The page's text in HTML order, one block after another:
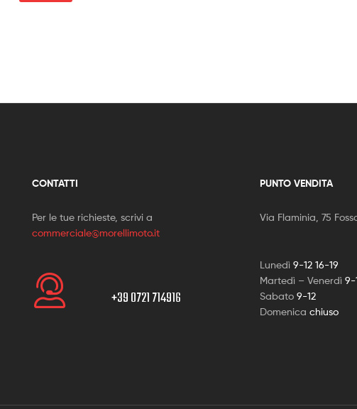
CONTATTI
Per le tue richieste, scrivi a
commerciale@morellimoto.it
+39 0721 714916
PUNTO VENDITA
Via Flaminia, 75
Lunedì 9-12 16-19
Martedì – Venerdì 9-
Sabato 9-12
Domenica chiuso